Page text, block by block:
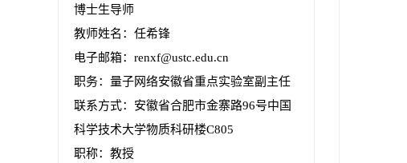
博士生导师
教师姓名：任希锋
电子邮箱： renxf@ustc.edu.cn
职务：量子网络安徽省重点实验室副主任
联系方式：安徽省合肥市金寨路96号中国
科学技术大学物质科研楼C805
职称：教授